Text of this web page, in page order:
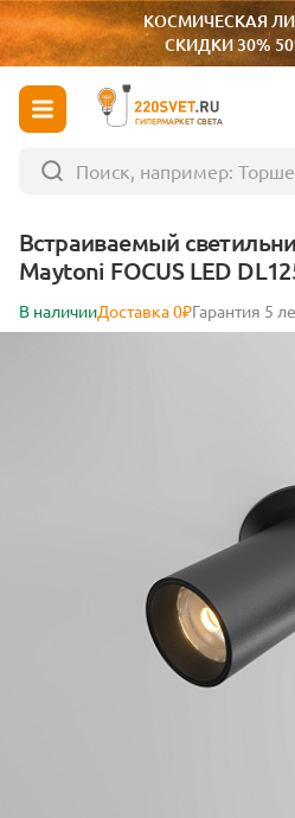
КОСМИЧЕСКАЯ
СКИДКИ 30%
ГИПЕРМАРКЕТ СВЕТА
Встраиваемый
Maytoni FOCUS LED
В наличииДоставка 0₽Гарантия 5